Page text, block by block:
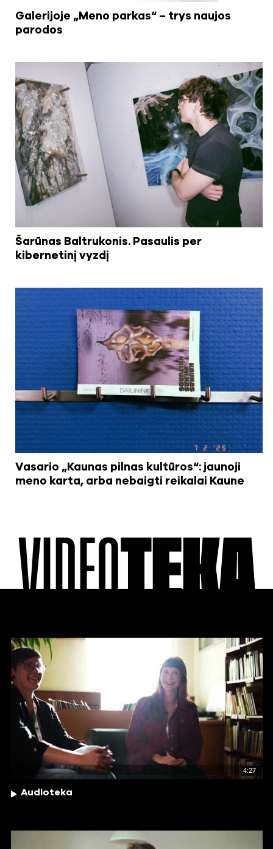
Galerijoje „Meno parkas“ – trys naujos
parodos
Šarūnas Baltrukonis. Pasaulis per
kibernetinį vyzdį
Vasario „Kaunas pilnas kultūros“: jaunoji
meno karta, arba nebaigti reikalai Kaune
VIDEOTEKA
4:27
Audioteka